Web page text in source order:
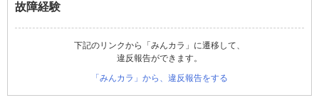
故障経験
下記のリンクから「みんカラ」に遷移して、
違反報告ができます。
「みんカラ」から、違反報告をする